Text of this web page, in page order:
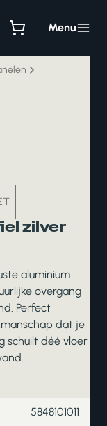
Menu
zilver
aluminium
overgang
Perfect
dat je
schuilt déé vloer
5848101011